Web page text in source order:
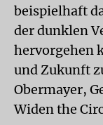
beispielhaft
der dunklen
hervorgehen
und Zukunft
Obermayer,
Widen the